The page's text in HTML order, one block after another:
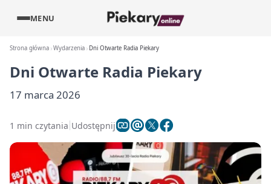
MENU
Strona główna Wydarzenia Dni Otwarte Radia Piekary
Dni Otwarte Radia Piekary
17 marca 2026
1 min czytania Udostępnij